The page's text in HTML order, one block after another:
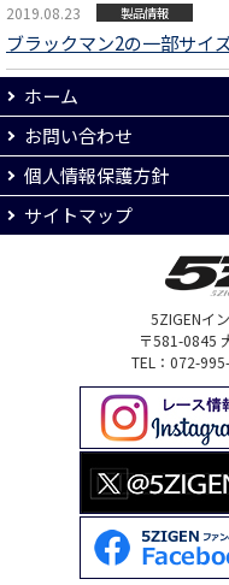
2019.08.23 製品情報
ブラックマン2の一部サイ
ホーム
お問い合わせ
個人情報保護方針
サイトマップ
5ZIGENイ
〒581-0845
TEL：072-